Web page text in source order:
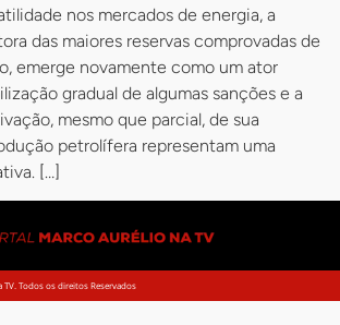
nos mercados de energia, a
das maiores reservas comprovadas de
emerge novamente como um ator
gradual de algumas sanções e a
mesmo que parcial, de sua
petrolífera representam uma
[…]
Todos os direitos Reservados